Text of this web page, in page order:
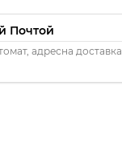
Почтой
адресна доставка